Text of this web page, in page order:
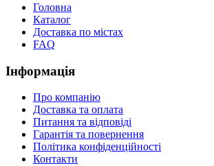
Головна
Каталог
Доставка по містах
FAQ
Інформація
Про компанію
Доставка та оплата
Питання та відповіді
Гарантія та повернення
Політика конфіденційності
Контакти